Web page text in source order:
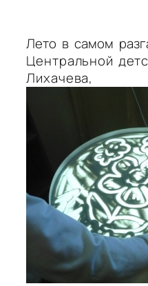
Лето в самом
Центральной